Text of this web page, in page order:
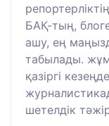
БАҚ-тың,
ашу, ең
табылады.
қазіргі
шетелдік